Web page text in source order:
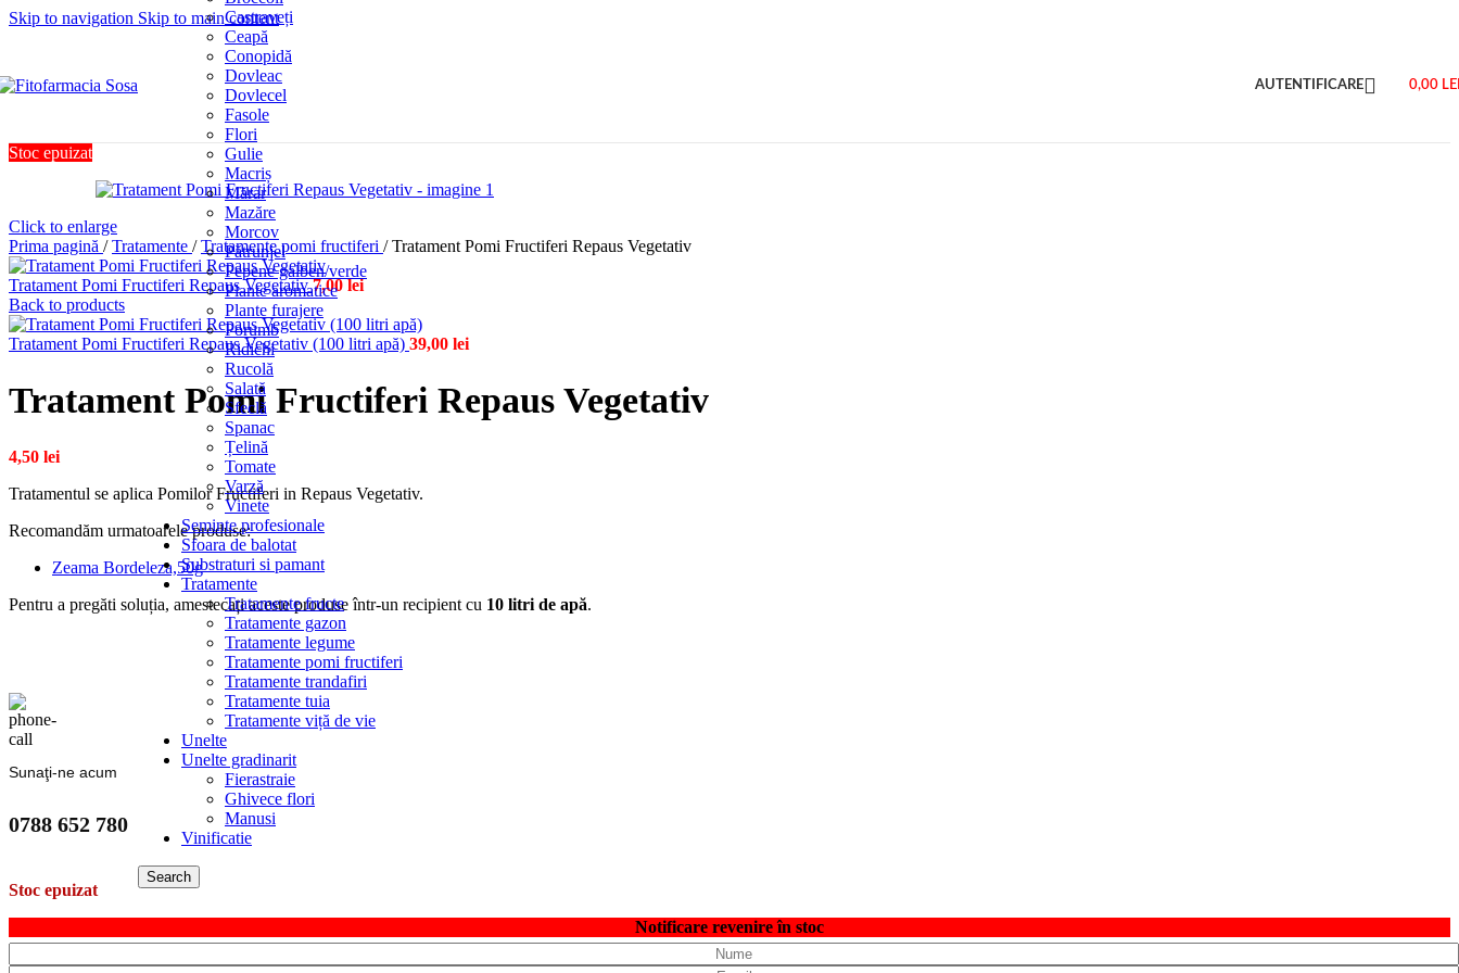
Skip to navigation Skip to main content
Castraveți
Ceapă
Conopidă
Dovleac
Dovlecel
Fasole
Flori
Gulie
Macriș
Mărar
Mazăre
Morcov
Pătrunjel
Pepene galben/verde
Plante aromatice
Plante furajere
Porumb
Ridichi
Rucolă
Salată
Sfeclă
Spanac
Țelină
Tomate
Varză
Vinete
Seminte profesionale
Sfoara de balotat
Substraturi si pamant
Tratamente
Tratamente fructe
Tratamente gazon
Tratamente legume
Tratamente pomi fructiferi
Tratamente trandafiri
Tratamente tuia
Tratamente viță de vie
Unelte
Unelte gradinarit
Fierastraie
Ghivece flori
Manusi
Vinificatie
Search
AUTENTIFICARE 0,00
Stoc epuizat
Click to enlarge
Prima pagină / Tratamente / Tratamente pomi fructiferi / Tratament Pomi Fructiferi Repaus Vegetativ
Tratament Pomi Fructiferi Repaus Vegetativ7,00lei
Back to products
Tratament Pomi Fructiferi Repaus Vegetativ (100 litri apă) 39,00 lei
Tratament Pomi Fructiferi Repaus Vegetativ
4,50 lei
Tratamentul se aplica Pomilor Fructiferi in Repaus Vegetativ.
Recomandăm urmatoarele produse:
Zeama Bordeleza,50g
Pentru a pregăti soluția, amestecați aceste produse într-un recipient cu 10 litri de apă.
Sunaţi-ne acum
0788 652 780
Stoc epuizat
Notificare revenire în stoc